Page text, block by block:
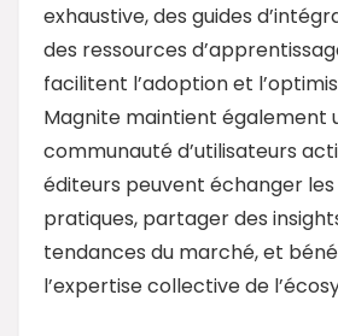
exhaustive, des guides
des ressources
facilitent l’adoption et
Magnite maintient également
communauté d’utilisateurs
éditeurs peuvent échanger
pratiques, partager des
tendances du marché, et
l’expertise collective de